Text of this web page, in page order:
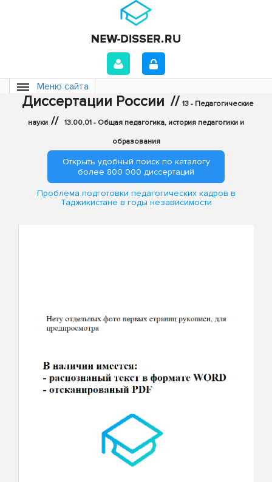
Меню сайта
Диссертации России // 13 - Педагогические
науки // 13.00.01 - Общая педагогика, история педагогики и
образования
Открыть удобный поиск по каталогу
более 800 000 диссертаций
Проблема подготовки педагогических кадров в
Таджикистане в годы независимости